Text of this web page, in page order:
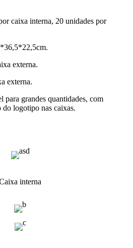
caixa interna, 20 unidades por
externa.
externa.
grandes quantidades, com
do logotipo nas caixas.
interna